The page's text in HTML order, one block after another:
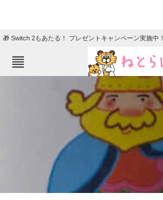
🎁 Switch 2もあたる！ プレゼントキャンペーン実施中！
ニュース
クイズ
地域
リサーチ